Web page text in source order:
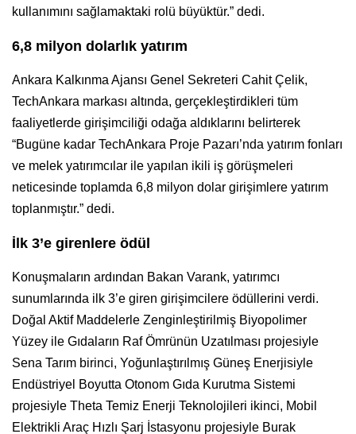
kullanımını sağlamaktaki rolü büyüktür.” dedi.
6,8 milyon dolarlık yatırım
Ankara Kalkınma Ajansı Genel Sekreteri Cahit Çelik,
TechAnkara markası altında, gerçekleştirdikleri tüm
faaliyetlerde girişimciliği odağa aldıklarını belirterek
“Bugüne kadar TechAnkara Proje Pazarı’nda yatırım fonları
ve melek yatırımcılar ile yapılan ikili iş görüşmeleri
neticesinde toplamda 6,8 milyon dolar girişimlere yatırım
toplanmıştır.” dedi.
İlk 3’e girenlere ödül
Konuşmaların ardından Bakan Varank, yatırımcı
sunumlarında ilk 3’e giren girişimcilere ödüllerini verdi.
Doğal Aktif Maddelerle Zenginleştirilmiş Biyopolimer
Yüzey ile Gıdaların Raf Ömrünün Uzatılması projesiyle
Sena Tarım birinci, Yoğunlaştırılmış Güneş Enerjisiyle
Endüstriyel Boyutta Otonom Gıda Kurutma Sistemi
projesiyle Theta Temiz Enerji Teknolojileri ikinci, Mobil
Elektrikli Araç Hızlı Şarj İstasyonu projesiyle Burak